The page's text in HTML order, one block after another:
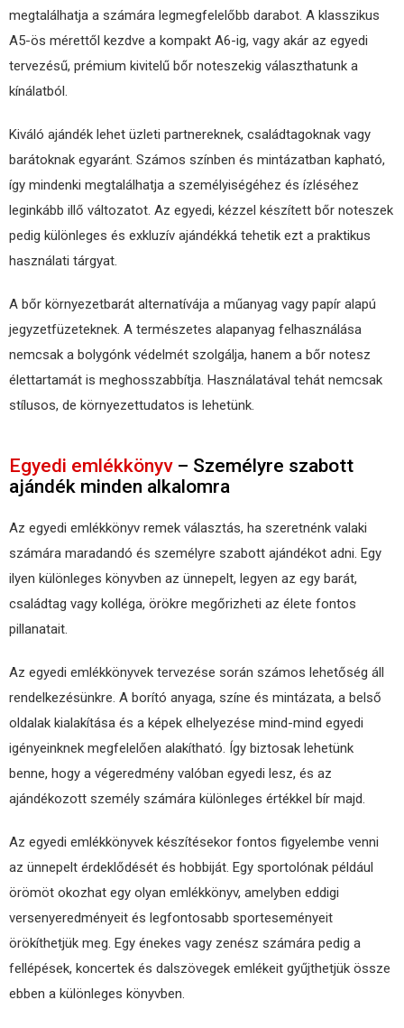
megtalálhatja a számára legmegfelelőbb darabot. A klasszikus
A5-ös mérettől kezdve a kompakt A6-ig, vagy akár az egyedi
tervezésű, prémium kivitelű bőr noteszekig választhatunk a
kínálatból.
Kiváló ajándék lehet üzleti partnereknek, családtagoknak vagy
barátoknak egyaránt. Számos színben és mintázatban kapható,
így mindenki megtalálhatja a személyiségéhez és ízléséhez
leginkább illő változatot. Az egyedi, kézzel készített bőr noteszek
pedig különleges és exkluzív ajándékká tehetik ezt a praktikus
használati tárgyat.
A bőr környezetbarát alternatívája a műanyag vagy papír alapú
jegyzetfüzeteknek. A természetes alapanyag felhasználása
nemcsak a bolygónk védelmét szolgálja, hanem a bőr notesz
élettartamát is meghosszabbítja. Használatával tehát nemcsak
stílusos, de környezettudatos is lehetünk.
Egyedi emlékkönyv– Személyre szabott
ajándék minden alkalomra
Az egyedi emlékkönyv remek választás, ha szeretnénk valaki
számára maradandó és személyre szabott ajándékot adni. Egy
ilyen különleges könyvben az ünnepelt, legyen az egy barát,
családtag vagy kolléga, örökre megőrizheti az élete fontos
pillanatait.
Az egyedi emlékkönyvek tervezése során számos lehetőség áll
rendelkezésünkre. A borító anyaga, színe és mintázata, a belső
oldalak kialakítása és a képek elhelyezése mind-mind egyedi
igényeinknek megfelelően alakítható. Így biztosak lehetünk
benne, hogy a végeredmény valóban egyedi lesz, és az
ajándékozott személy számára különleges értékkel bír majd.
Az egyedi emlékkönyvek készítésekor fontos figyelembe venni
az ünnepelt érdeklődését és hobbiját. Egy sportolónak például
örömöt okozhat egy olyan emlékkönyv, amelyben eddigi
versenyeredményeit és legfontosabb sporteseményeit
örökíthetjük meg. Egy énekes vagy zenész számára pedig a
fellépések, koncertek és dalszövegek emlékeit gyűjthetjük össze
ebben a különleges könyvben.